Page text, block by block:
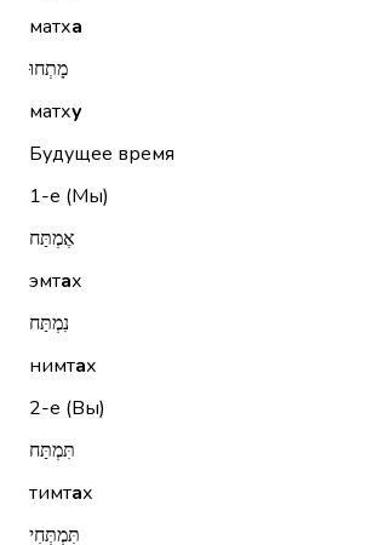
матха
מָתְחוּ
матху
Будущее время
1-е (Мы)
אֶמְתַּח
эмтах
נִמְתַּח
нимтах
2-е (Вы)
תִּמְתַּח
тимтах
תִּמְתְּחִי